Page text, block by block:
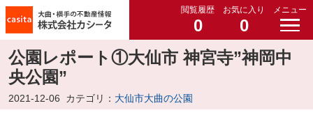
閲覧履歴
0
お気に入り
0
メニュー
公園レポート①大仙市 神宮寺”神岡中
央公園”
2021-12-06 カテゴリ： 大仙市大曲の公園